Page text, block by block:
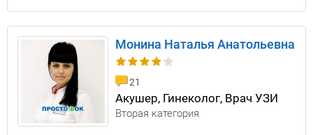
Монина Наталья Анатольевна
21
Акушер, Гинеколог, Врач УЗИ
Вторая категория